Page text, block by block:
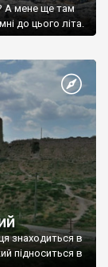
А мене ще там
до цього літа.
знаходиться в
підноситься в